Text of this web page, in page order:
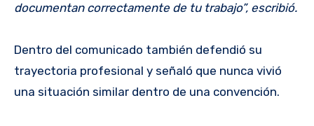
documentan correctamente de tu trabajo”, escribió.
Dentro del comunicado también defendió su
trayectoria profesional y señaló que nunca vivió
una situación similar dentro de una convención.